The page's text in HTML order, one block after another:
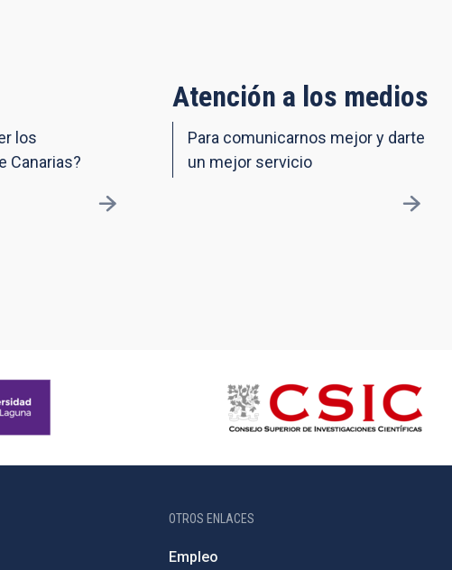
los
Canarias?
Atención a los medios
Para comunicarnos mejor y darte
un mejor servicio
OTROS ENLACES
Empleo